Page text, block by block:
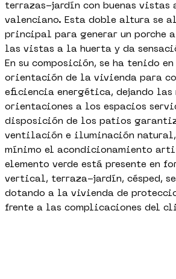
terrazas-jardín con buenas vistas
valenciano. Esta doble altura se
principal para generar un porche
las vistas a la huerta y da
En su composición, se ha tenido
orientación de la vivienda para
eficiencia energética, dejando las
orientaciones a los espacios
disposición de los patios
ventilación e iluminación
mínimo el acondicionamiento
elemento verde está presente en
vertical, terraza-jardín, césped,
dotando a la vivienda de
frente a las complicaciones del